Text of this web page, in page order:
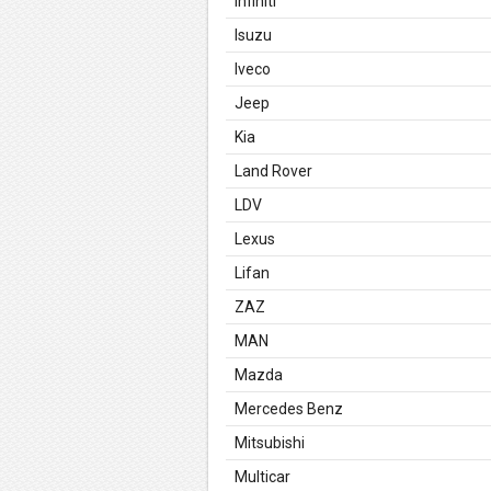
Isuzu
Iveco
Jeep
Kia
Land Rover
LDV
Lexus
Lifan
ZAZ
MAN
Mazda
Mercedes Benz
Mitsubishi
Multicar